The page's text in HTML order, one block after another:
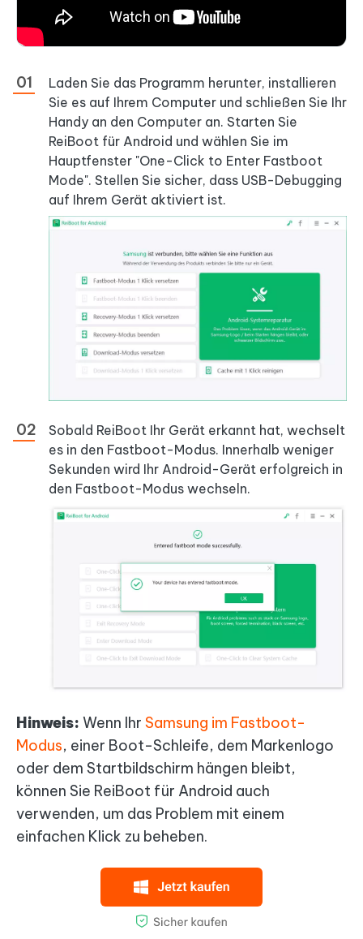
Laden Sie das Programm herunter, installieren
Sie es auf Ihrem Computer und schließen Sie Ihr
Handy an den Computer an. Starten Sie
ReiBoot für Android und wählen Sie im
Hauptfenster "One-Click to Enter Fastboot
Mode". Stellen Sie sicher, dass USB-Debugging
auf Ihrem Gerät aktiviert ist.
Sobald ReiBoot Ihr Gerät erkannt hat, wechselt
es in den Fastboot-Modus. Innerhalb weniger
Sekunden wird Ihr Android-Gerät erfolgreich in
den Fastboot-Modus wechseln.
Hinweis: Wenn Ihr Samsung im Fastboot-
Modus, einer Boot-Schleife, dem Markenlogo
oder dem Startbildschirm hängen bleibt,
können Sie ReiBoot für Android auch
verwenden, um das Problem mit einem
einfachen Klick zu beheben.